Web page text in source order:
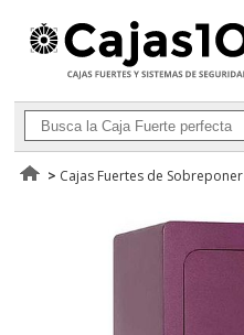
> Cajas Fuertes de Sobreponer